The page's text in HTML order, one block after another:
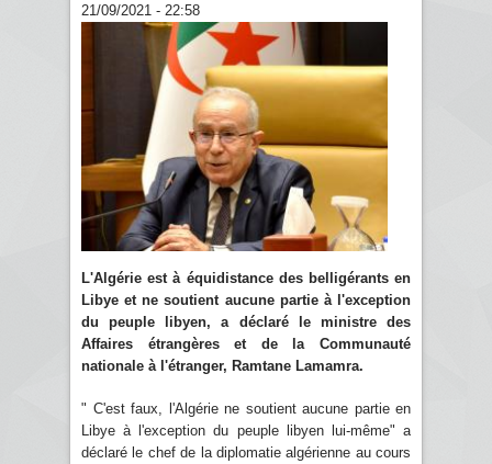
21/09/2021 - 22:58
L'Algérie est à équidistance des belligérants en
Libye et ne soutient aucune partie à l'exception
du peuple libyen, a déclaré le ministre des
Affaires étrangères et de la Communauté
nationale à l'étranger, Ramtane Lamamra.
" C'est faux, l'Algérie ne soutient aucune partie en
Libye à l'exception du peuple libyen lui-même" a
déclaré le chef de la diplomatie algérienne au cours